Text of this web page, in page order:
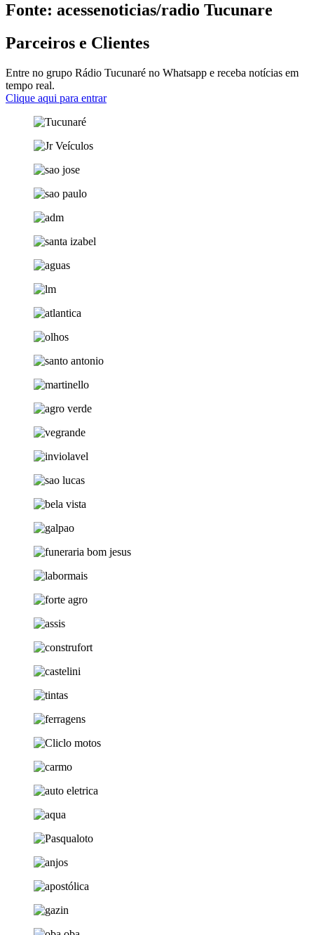
Fonte: acessenoticias/radio Tucunare
Parceiros e Clientes
Entre no grupo Rádio Tucunaré no Whatsapp e receba notícias em
tempo real.
Clique aqui para entrar